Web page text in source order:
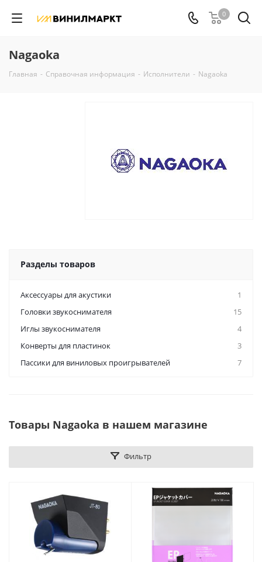
0
Nagaoka
Главная - Справочная информация - Исполнители - Nagaoka
Разделы товаров
Аксессуары для акустики
1
Головки звукоснимателя
15
Иглы звукоснимателя
4
Конверты для пластинок
3
Пассики для виниловых проигрывателей
7
Товары Nagaoka в нашем магазине
Фильтр